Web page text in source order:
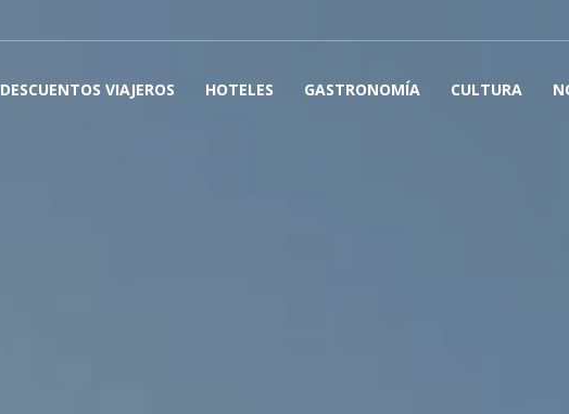
DESCUENTOS VIAJEROS HOTELES GASTRONOMÍA CULTURA